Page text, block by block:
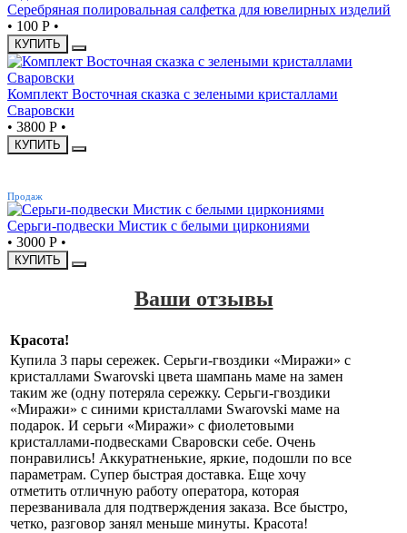
Серебряная полировальная салфетка для ювелирных изделий
• 100 Р •
КУПИТЬ
Комплект Восточная сказка с зелеными кристаллами
Сваровски
• 3800 Р •
КУПИТЬ
Продаж
Серьги-подвески Мистик с белыми циркониями
• 3000 Р •
КУПИТЬ
Ваши отзывы
Красота!
Купила 3 пары сережек. Серьги-гвоздики «Миражи» с
кристаллами Swarovski цвета шампань маме на замен
таким же (одну потеряла сережку. Серьги-гвоздики
«Миражи» с синими кристаллами Swarovski маме на
подарок. И серьги «Миражи» с фиолетовыми
кристаллами-подвесками Сваровски себе. Очень
понравились! Аккуратненькие, яркие, подошли по все
параметрам. Супер быстрая доставка. Еще хочу
отметить отличную работу оператора, которая
перезванивала для подтверждения заказа. Все быстро,
четко, разговор занял меньше минуты. Красота!